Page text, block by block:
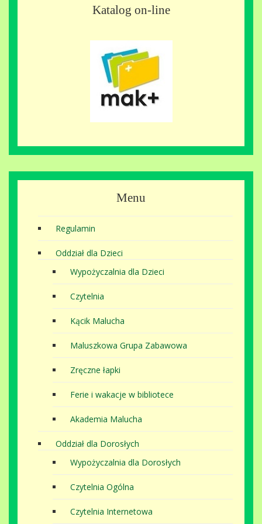
Katalog on-line
Menu
Regulamin
Oddział dla Dzieci
Wypożyczalnia dla Dzieci
Czytelnia
Kącik Malucha
Maluszkowa Grupa Zabawowa
Zręczne łapki
Ferie i wakacje w bibliotece
Akademia Malucha
Oddział dla Dorosłych
Wypożyczalnia dla Dorosłych
Czytelnia Ogólna
Czytelnia Internetowa